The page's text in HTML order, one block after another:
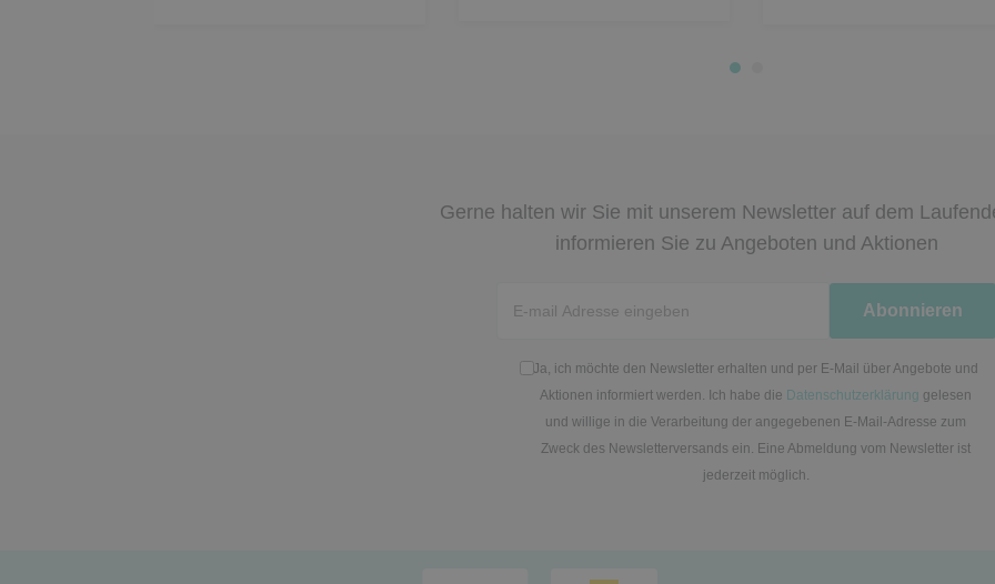
Gerne halten wir Sie mit unserem Newsletter auf dem
informieren Sie zu Angeboten und Aktionen
Honig
Abonnieren
Ja, ich möchte den Newsletter erhalten und per E-Mail über Angebote und
Aktionen informiert werden. Ich habe die Datenschutzerklärung gelesen
und willige in die Verarbeitung der angegebenen E-Mail-Adresse zum
Zweck des Newsletterversands ein. Eine Abmeldung vom Newsletter ist
jederzeit möglich.